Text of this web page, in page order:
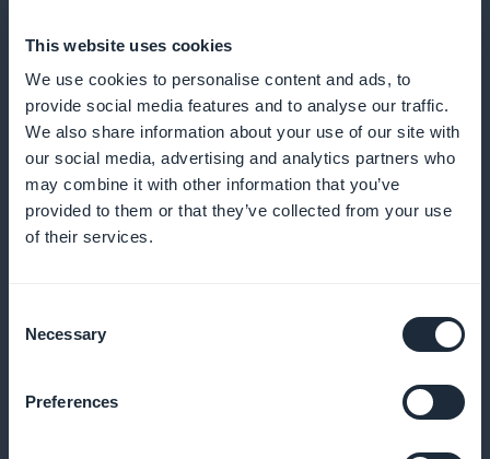
This website uses cookies
We use cookies to personalise content and ads, to
provide social media features and to analyse our traffic.
We also share information about your use of our site with
our social media, advertising and analytics partners who
may combine it with other information that you’ve
provided to them or that they’ve collected from your use
of their services.
Selection
Necessary
Preferences
Dybdegående analyse av motetrender
Tilbyr dyp innsikt i utviklingen innen luksusmote, og
hjelper abonnentene med å holde seg i forkant av
utviklingen
umiddelbart synlige og attraktive så snart du går inn i